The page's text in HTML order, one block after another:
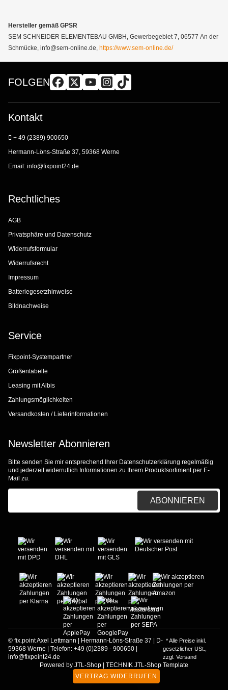
Hersteller gemäß GPSR
SEM SCHNEIDER ELEMENTEBAU GMBH, Gewerbegebiet 7, 06577 An der
Schmücke, info@sem-online.de, https://www.sem-online.de/
FOLGEN
Kontakt
+ 49 (2389) 900650
Hermann-Löns-Straße 37, 59368 Werne
Email: info@fixpoint24.de
Rechtliches
AGB
Privatsphäre und Datenschutz
Widerrufsformular
Widerrufsrecht
Impressum
Batteriegesetzhinweise
Bildnachweise
Service
Fixpoint-Systempartner
Größentabelle
Leasing mit Albis
Zahlungsmöglichkeiten
Versandkosten / Lieferinformationen
Newsletter Abonnieren
Bitte senden Sie mir entsprechend Ihrer Datenschutzerklärung regelmäßig
und jederzeit widerruflich Informationen zu Ihrem Produktsortiment per E-
Mail zu.
ABONNIEREN
© fix.point Axel Lettmann | Hermann-Löns-Straße 37 | D-
59368 Werne | Telefon: +49 (0)2389 - 900650 |
info@fixpoint24.de
* Alle Preise inkl.
gesetzlicher USt.,
zzgl.Versand
Powered by JTL-Shop
TECHNIK JTL-Shop Template
VERTRAG WIDERRUFEN